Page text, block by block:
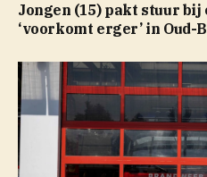
Jongen (15) pakt stuur
‘voorkomt erger’ in Oud-